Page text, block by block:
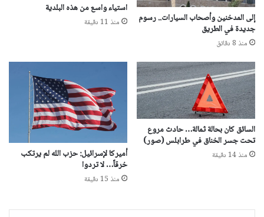
إلى المدخنين وأصحاب السيارات.. رسوم
جديدة في الطريق
منذ 8 دقائق
استياء واسع من هذه البلدية
منذ 11 دقيقة
السائق كان بحالة ثمالة… حادث مروع
تحت جسر الخناق في طرابلس (صور)
منذ 14 دقيقة أميركا لإسرائيل: حزب الله لم يرتكب
خرقاً… لا تردوا
منذ 15 دقيقة